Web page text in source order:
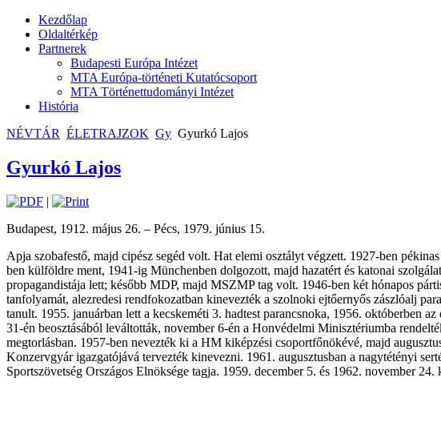
Kezdőlap
Oldaltérkép
Partnerek
Budapesti Európa Intézet
MTA Európa-történeti Kutatócsoport
MTA Történettudományi Intézet
História
NÉVTÁR ÉLETRAJZOK Gy Gyurkó Lajos
Gyurkó Lajos
|
Budapest, 1912. május 26. – Pécs, 1979. június 15.
Apja szobafestő, majd cipész segéd volt. Hat elemi osztályt végzett. 1927-ben
ben külföldre ment, 1941-ig Münchenben dolgozott, majd hazatért és katonai
propagandistája lett; később MDP, majd MSZMP tag volt. 1946-ben két hónapos
tanfolyamát, alezredesi rendfokozatban kinevezték a szolnoki ejtőernyős zászlóalj
tanult. 1955. januárban lett a kecskeméti 3. hadtest parancsnoka, 1956. októberben
31-én beosztásából leváltották, november 6-én a Honvédelmi Minisztériumba
megtorlásban. 1957-ben nevezték ki a HM kiképzési csoportfőnökévé, majd
Konzervgyár igazgatójává tervezték kinevezni. 1961. augusztusban a nagytétényi
Sportszövetség Országos Elnöksége tagja. 1959. december 5. és 1962. november